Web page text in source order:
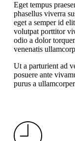
Eget tempus
phasellus viverra
eget a semper id
volutpat porttitor
odio a dolor
venenatis
Ut a parturient ad
posuere ante
purus a